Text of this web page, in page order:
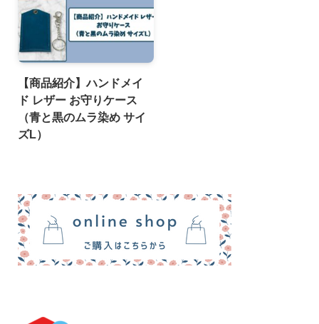
【商品紹介】ハンドメイ
ド レザー お守りケース
（青と黒のムラ染め サイ
ズL）